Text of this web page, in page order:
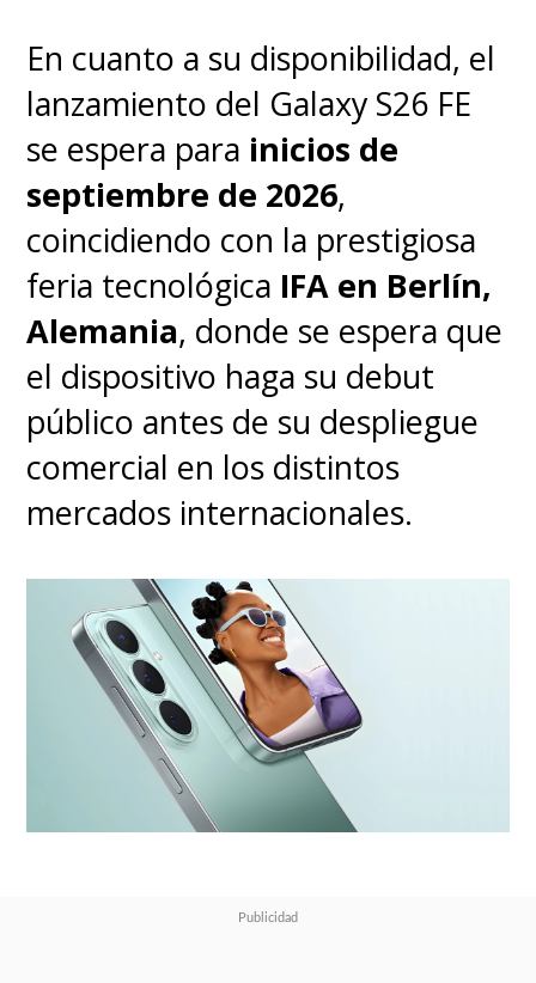
En cuanto a su disponibilidad, el
lanzamiento del Galaxy S26 FE
se espera para inicios de
septiembre de 2026,
coincidiendo con la prestigiosa
feria tecnológica IFA en Berlín,
Alemania, donde se espera que
el dispositivo haga su debut
público antes de su despliegue
comercial en los distintos
mercados internacionales.